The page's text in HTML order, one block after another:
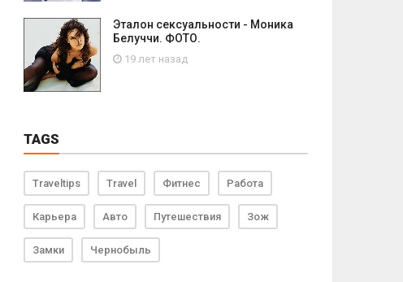
Эталон сексуальности - Моника
Белуччи. ФОТО.
19 лет назад
TAGS
Traveltips Travel Фитнес Работа
Карьера Авто Путешествия Зож
Замки Чернобыль